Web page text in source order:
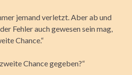
jemand verletzt. Aber ab und
Fehler auch gewesen sein mag,
Chance.“
Chance gegeben?“